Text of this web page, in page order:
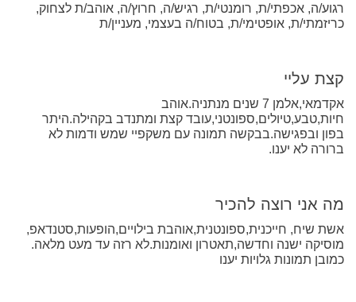
רגוע/ה, אכפתי/ת, רומנטי/ת, רגיש/ה, חרוץ/ה, אוהב/ת לצחוק,
כריזמתי/ת, אופטימי/ת, בטוח/ה בעצמי, מעניין/ת
קצת עליי
אקדמאי,אלמן 7 שנים מנתניה.אוהב
חיות,טבע,טיולים,ספונטני,עובד קצת ומתנדב בקהילה.היתר
בפון ובפגישה.בבקשה תמונה עם משקפיי שמש ודמות לא
ברורה לא יענו.
מה אני רוצה להכיר
אשת שיח, חייכנית,ספונטנית,אוהבת בילויים,הופעות,סטנדאפ,
מוסיקה ישנה וחדשה,תאטרון ואומנות.לא רזה עד מעט מלאה.
כמובן תמונות גלויות יענו